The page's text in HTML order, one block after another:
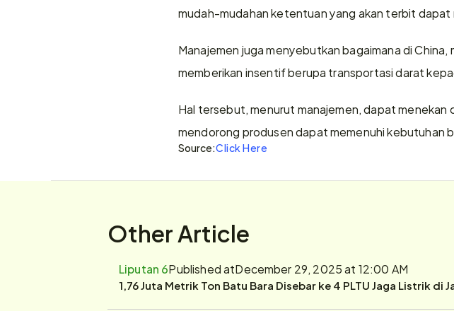
mudah-mudahan ketentuan yang akan terbit dapat
Manajemen juga menyebutkan bagaimana di
memberikan insentif berupa transportasi darat
Hal tersebut, menurut manajemen, dapat
mendorong produsen dapat memenuhi kebutuhan
Source:Click Here
Other Article
Liputan 6Published atDecember 29, 2025 at 12:00 AM
1,76 Juta Metrik Ton Batu Bara Disebar ke 4 PLTU Jaga Listrik di